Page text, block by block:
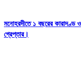
মনোহরদীতে ১ বছরের কারাদণ্ড
গ্রেপ্তার।